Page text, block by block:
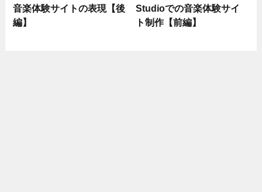
音楽体験サイトの表現【後
編】
Studioでの音楽体験サイ
ト制作【前編】